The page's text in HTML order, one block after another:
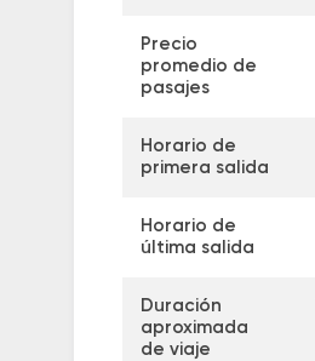
Precio
promedio de
pasajes
Horario de
primera salida
Horario de
última salida
Duración
aproximada
de viaje